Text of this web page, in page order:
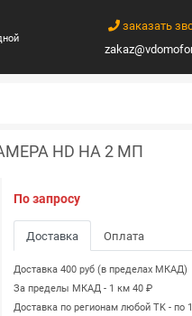
заказать
HD НА 2 МП
По запросу
Доставка Оплата
Доставка 400 руб (в пределах МКАД)
За пределы МКАД - 1 км 40 ₽
Доставка по регионам любой TK - по